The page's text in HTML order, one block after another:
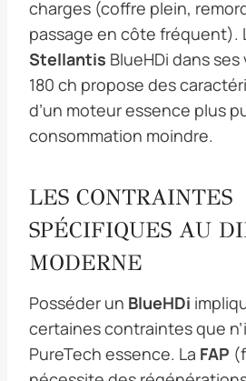
charges (coffre plein,
passage en côte fréquent).
Stellantis BlueHDi dans
180 ch propose des
d’un moteur essence plus
consommation moindre.
LES CONTRAINTES
SPÉCIFIQUES AU
MODERNE
Posséder un BlueHDi
certaines contraintes que
PureTech essence. La FAP